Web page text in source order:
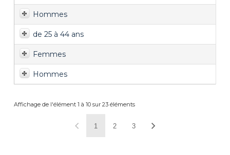
Hommes
de 25 à 44 ans
Femmes
Hommes
Affichage de l'élément 1 à 10 sur 23 éléments
1 2 3